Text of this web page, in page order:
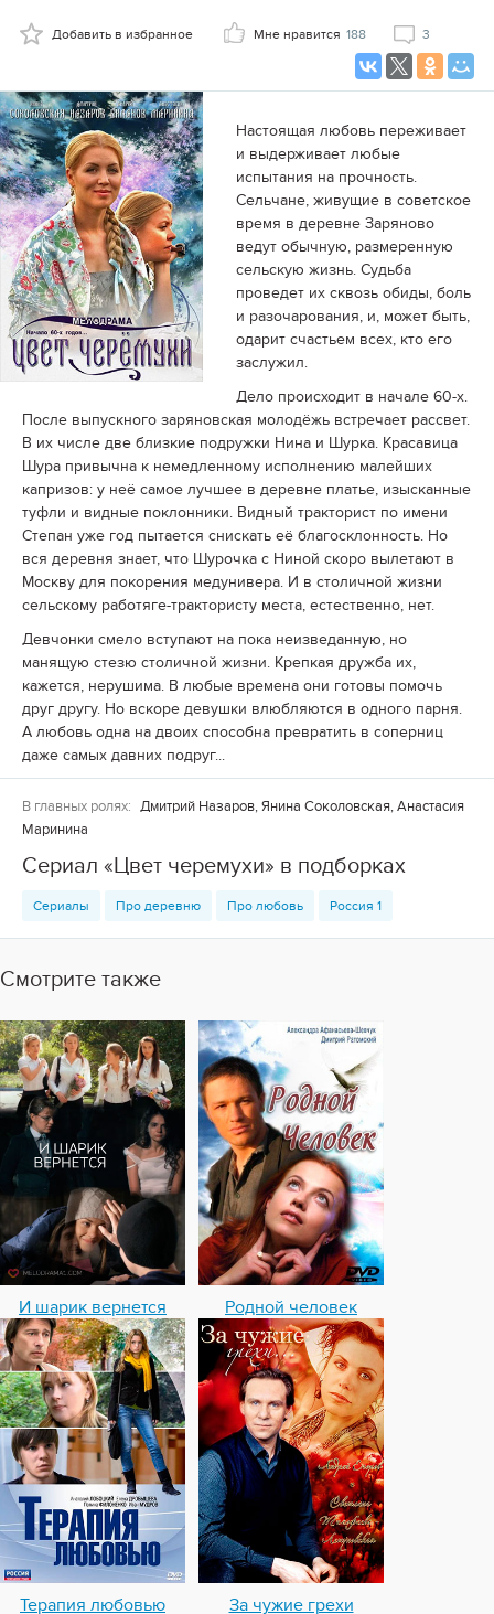
Добавить в избранное Мне нравится 188 3
Настоящая любовь переживает
и выдерживает любые
испытания на прочность.
Сельчане, живущие в советское
время в деревне Заряново
ведут обычную, размеренную
сельскую жизнь. Судьба
проведет их сквозь обиды, боль
и разочарования, и, может быть,
одарит счастьем всех, кто его
заслужил.
Дело происходит в начале 60-х.
После выпускного заряновская молодёжь встречает рассвет.
В их числе две близкие подружки Нина и Шурка. Красавица
Шура привычна к немедленному исполнению малейших
капризов: у неё самое лучшее в деревне платье, изысканные
туфли и видные поклонники. Видный тракторист по имени
Степан уже год пытается снискать её благосклонность. Но
вся деревня знает, что Шурочка с Ниной скоро вылетают в
Москву для покорения медунивера. И в столичной жизни
сельскому работяге-трактористу места, естественно, нет.
Девчонки смело вступают на пока неизведанную, но
манящую стезю столичной жизни. Крепкая дружба их,
кажется, нерушима. В любые времена они готовы помочь
друг другу. Но вскоре девушки влюбляются в одного парня.
А любовь одна на двоих способна превратить в соперниц
даже самых давних подруг...
В главных ролях: Дмитрий Назаров, Янина Соколовская, Анастасия
Маринина
Сериал «Цвет черемухи» в подборках
Сериалы Про деревню Про любовь Россия 1
Смотрите также
И шарик вернется Родной человек
Терапия любовью За чужие грехи